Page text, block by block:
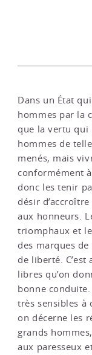
Dans un État
hommes par la
que la vertu qui
hommes de
menés, mais
conformément
donc les tenir
désir
aux honneurs.
triomphaux et
des marques
de liberté.
libres qu’on
bonne
très sensibles à
on décerne les
grands
aux paresseux